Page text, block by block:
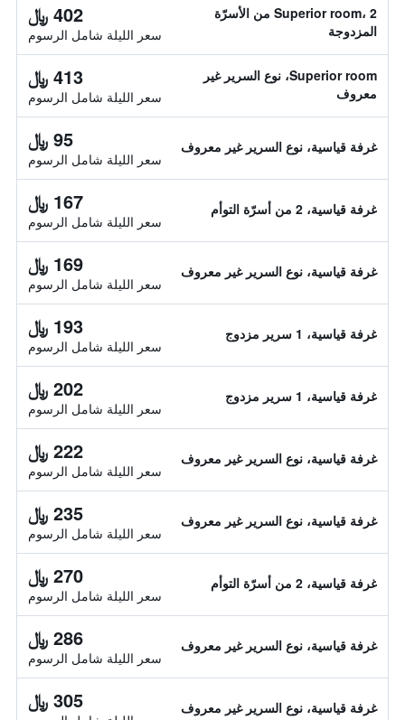
Superior room، 2 من الأسرّة
المزدوجة
402 ﷼
سعر الليلة شامل الرسوم
Superior room، نوع السرير غير
معروف
413 ﷼
سعر الليلة شامل الرسوم
غرفة قياسية، نوع السرير غير معروف 95 ﷼
سعر الليلة شامل الرسوم
غرفة قياسية، 2 من أسرّة التوأم 167 ﷼
سعر الليلة شامل الرسوم
غرفة قياسية، نوع السرير غير معروف 169 ﷼
سعر الليلة شامل الرسوم
غرفة قياسية، 1 سرير مزدوج 193 ﷼
سعر الليلة شامل الرسوم
غرفة قياسية، 1 سرير مزدوج 202 ﷼
سعر الليلة شامل الرسوم
غرفة قياسية، نوع السرير غير معروف 222 ﷼
سعر الليلة شامل الرسوم
غرفة قياسية، نوع السرير غير معروف 235 ﷼
سعر الليلة شامل الرسوم
غرفة قياسية، 2 من أسرّة التوأم 270 ﷼
سعر الليلة شامل الرسوم
غرفة قياسية، نوع السرير غير معروف 286 ﷼
سعر الليلة شامل الرسوم
غرفة قياسية، نوع السرير غير معروف 305 ﷼